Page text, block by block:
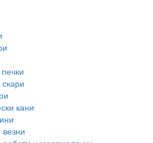
кани
везни